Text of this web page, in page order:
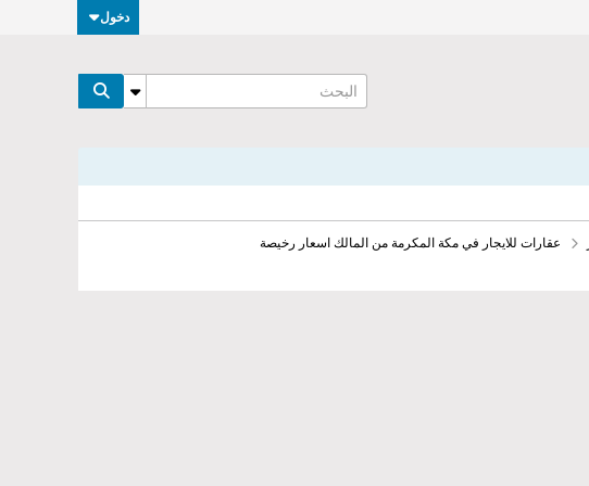
دخول
عقارات للايجار في مكة المكرمة من المالك اسعار رخيصة